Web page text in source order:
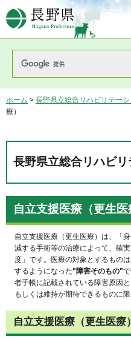
長野県
ホーム > 長野県立総合リハビリテー
療）
長野県立総合リハビ
自立支援医療（更生医
自立支援医療（更生医療）は、「
減する手術等の治療によって、確
度」です。医療の対象とするもの
するようになった"障害そのもの"
者手帳に記載されている障害原因
もしくは維持が期待できるものに限
自立支援医療（更生医療